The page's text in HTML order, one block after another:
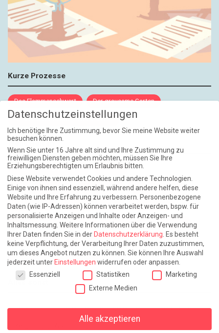
Kurze Prozesse
Das Flammenschwert Der grausame Garten
NIEMALS UND AUCH DANN NICHT
Weite Reisen
Atlantische Turbulenzen DIE ELF
Die Zeit der Ringelblumen ist vorbei Europa im Kopf
Fast am Ziel Frühling in Florenz In der Blase
Leben lernen / Ein Versuch Trinken. Träumen. Trösten.
Triple-Edinburgher mit Ketchup WACHS!
Winterreise (mit Sommern)
Alles sonst
Denkabfall Gereimtes und Ungereimtes Geschichte
Datenschutzeinstellungen
Ich benötige Ihre Zustimmung, bevor Sie meine Website weiter
besuchen können.
Wenn Sie unter 16 Jahre alt sind und Ihre Zustimmung zu
freiwilligen Diensten geben möchten, müssen Sie Ihre
Erziehungsberechtigten um Erlaubnis bitten.
Diese Website verwendet Cookies und andere Technologien.
Einige von ihnen sind essenziell, während andere helfen, diese
Website und Ihre Erfahrung zu verbessern. Personenbezogene
Daten (wie IP-Adressen) können verarbeitet werden, bspw. für
personalisierte Anzeigen und Inhalte oder Anzeigen- und
Inhaltsmessung. Weitere Informationen über die Verwendung
Ihrer Daten finden Sie in der Datenschutzerklärung Es besteht
keine Verpflichtung, der Verarbeitung Ihrer Daten zuzustimmen,
um dieses Angebot nutzen zu können. Sie können Ihre Auswahl
jederzeit unter Einstellungen widerrufen oder anpassen.
Datenschutzeinstellungen
Essenziell Statistiken
Marketing
Externe Medien
Alle akzeptieren